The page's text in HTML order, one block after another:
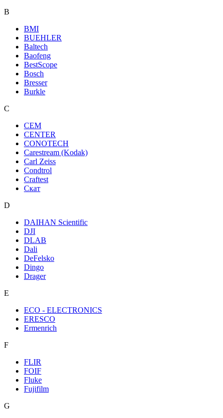
B
BMI
BUEHLER
Baltech
Baofeng
BestScope
Bosch
Bresser
Burkle
C
CEM
CENTER
CONOTECH
Carestream (Kodak)
Carl Zeiss
Condtrol
Craftest
Cкат
D
DAIHAN Scientific
DJI
DLAB
Dali
DeFelsko
Dingo
Drager
E
ECO - ELECTRONICS
ERESCO
Ermenrich
F
FLIR
FOIF
Fluke
Fujifilm
G